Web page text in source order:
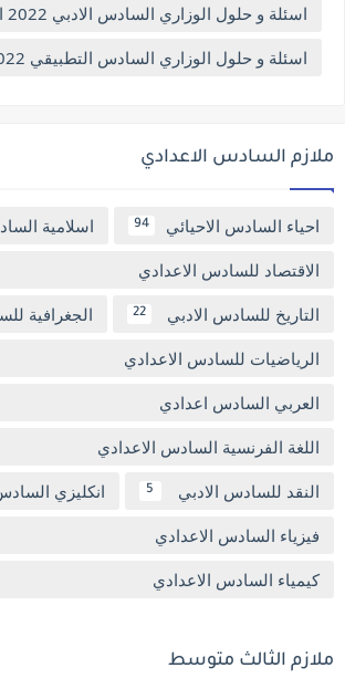
اسئلة و حلول الوزاري السادس الادبي 2022 الدور الاول
اسئلة و حلول الوزاري السادس التطبيقي 2022 الدور الاول
ملازم السادس الاعدادي
احياء السادس الاحيائي 94 اسلامية
الاقتصاد للسادس الاعدادي
التاريخ للسادس الادبي 22 الجغرافية
الرياضيات للسادس الاعدادي
العربي السادس اعدادي
اللغة الفرنسية السادس الاعدادي
النقد للسادس الادبي 5 انكليزي
فيزياء السادس الاعدادي
كيمياء السادس الاعدادي
ملازم الثالث متوسط